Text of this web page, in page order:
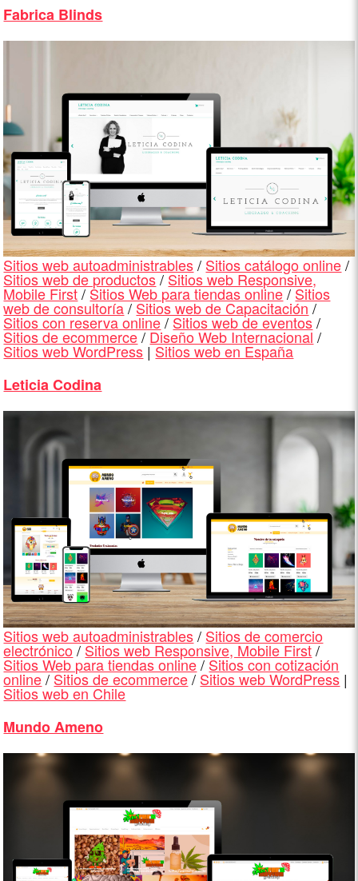
Fabrica Blinds
Sitios web autoadministrables/ Sitios catálogo online/
Sitios web de productos/Sitios web Responsive,
Mobile First/Sitios Web para tiendas online/Sitios
web de consultoría/Sitios web de Capacitación/
Sitios con reserva online/Sitios web de eventos/
Sitios de ecommerce/Diseño Web Internacional/
Sitios web WordPress |Sitios web en España
Leticia Codina
Sitios web autoadministrables/ Sitios de comercio
electrónico/Sitios web Responsive, Mobile First/
Sitios Web para tiendas online/Sitios con cotización
online/Sitios de ecommerce/Sitios web WordPress |
Sitios web en Chile
Mundo Ameno